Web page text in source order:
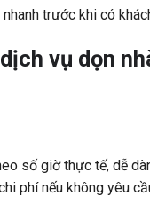
trước khi có
vụ dọn
số giờ thực tế, dễ
phí nếu không yêu